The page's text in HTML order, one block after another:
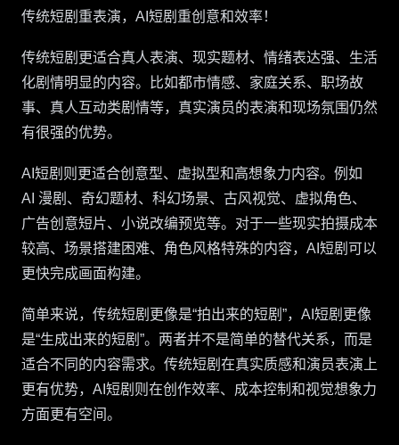
传统短剧重表演，AI短剧重创意和效率！
传统短剧更适合真人表演、现实题材、情绪表达强、生活
化剧情明显的内容。比如都市情感、家庭关系、职场故
事、真人互动类剧情等，真实演员的表演和现场氛围仍然
有很强的优势。
AI短剧则更适合创意型、虚拟型和高想象力内容。例如
AI 漫剧、奇幻题材、科幻场景、古风视觉、虚拟角色、
广告创意短片、小说改编预览等。对于一些现实拍摄成本
较高、场景搭建困难、角色风格特殊的内容，AI短剧可以
更快完成画面构建。
简单来说，传统短剧更像是“拍出来的短剧”，AI短剧更像
是“生成出来的短剧”。两者并不是简单的替代关系，而是
适合不同的内容需求。传统短剧在真实质感和演员表演上
更有优势，AI短剧则在创作效率、成本控制和视觉想象力
方面更有空间。